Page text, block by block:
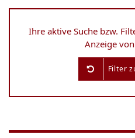
Ihre aktive Suche bzw.
Anzeige
Filter